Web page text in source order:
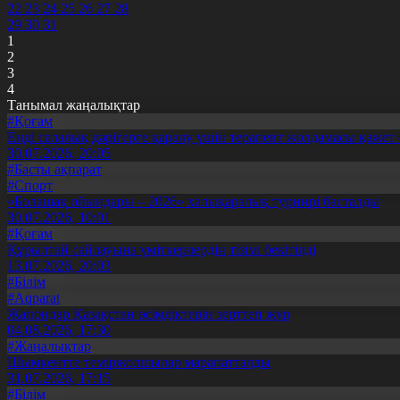
22 23 24 25 26 27 28
29 30 31
1
2
3
4
Танымал жаңалықтар
#Қоғам
Енді салалық дәрігерге қаралу үшін терапевт жолдамасы қажет
30.07.2026, 20:05
#Басты ақпарат
#Спорт
«Болашақ ойындары – 2026» халықаралық турнирі басталды
30.07.2026, 10:01
#Қоғам
Құрылтай сайлауына үміткерлердің тізімі бекітілді
13.07.2026, 20:03
#Білім
#Aqparat
Жапондар Қазақстан өсімдіктерін зерттеп жүр
04.08.2026, 17:30
#Жаңалықтар
Шымкентте теміржолшылар марапатталды
31.07.2026, 17:15
#Білім